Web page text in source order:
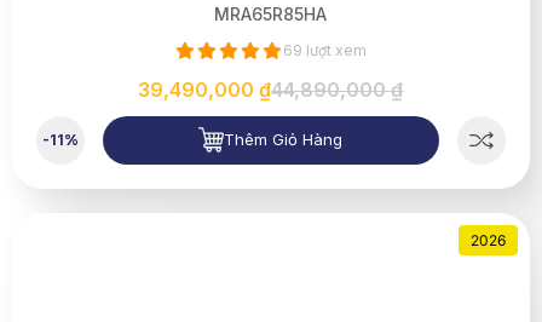
MRA65R85HA
69 lượt xem
39,490,000 ₫44,890,000 ₫
-11% Thêm Giỏ Hàng
2026